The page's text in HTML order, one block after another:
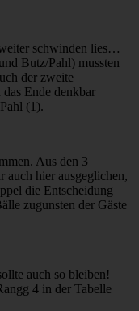
schwinden lies…
Butz/Pahl) mussten
der zweite
Ende denkbar
(1).
Aus den 3
auch hier ausgeglichen,
die Entscheidung
zugunsten der Gäste
auch so bleiben!
4 in der Tabelle